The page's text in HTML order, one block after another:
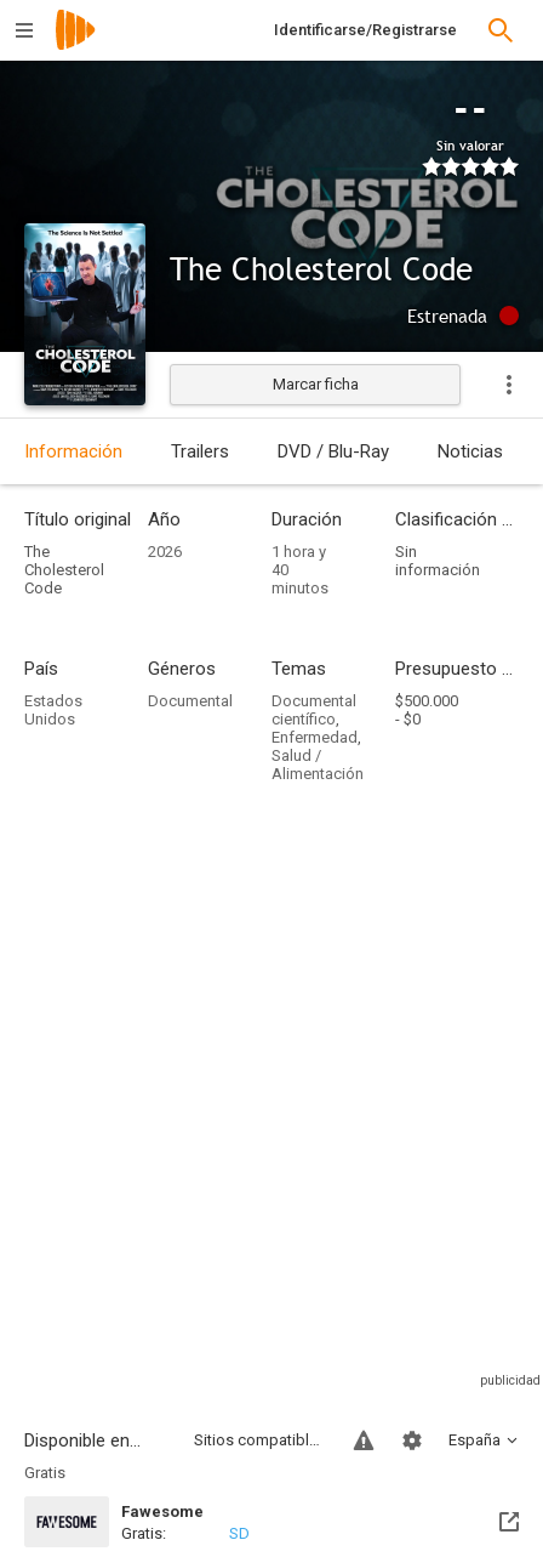
Identificarse/Registrarse
--
Sin valorar
The Cholesterol Code
Estrenada
Marcar ficha
Información Trailers DVD / Blu-Ray Noticias
Título original
The
Cholesterol
Code
Año
2026
Duración
1 hora y
40
minutos
Clasificación por edades
Sin
información
País
Estados
Unidos
Géneros
Documental
Temas
Documental
científico,
Enfermedad,
Salud /
Alimentación
Presupuesto - Ingresos
$500.000
- $0
Disponible en... España
Sitios compatibles
Gratis
Fawesome
Gratis:
SD